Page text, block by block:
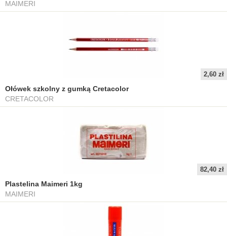
MAIMERI
2,60 zł
Ołówek szkolny z gumką Cretacolor
CRETACOLOR
82,40 zł
Plastelina Maimeri 1kg
MAIMERI